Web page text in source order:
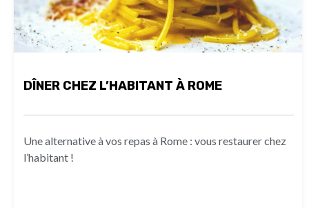
DÎNER CHEZ L’HABITANT À ROME
Une alternative à vos repas à Rome : vous restaurer chez
l’habitant !